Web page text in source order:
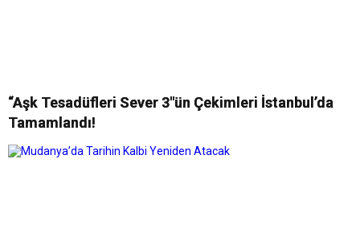
“Aşk Tesadüfleri Sever 3″ün Çekimleri İstanbul’da
Tamamlandı!